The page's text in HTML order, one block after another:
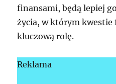
finansami, będą lepiej
życia, w którym kwestie
kluczową rolę.
Reklama